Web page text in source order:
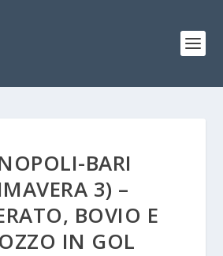
BARI
3) –
BOVIO E
IN GOL